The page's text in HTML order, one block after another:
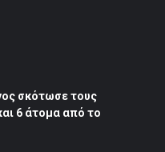
σκότωσε τους
6 άτομα από το